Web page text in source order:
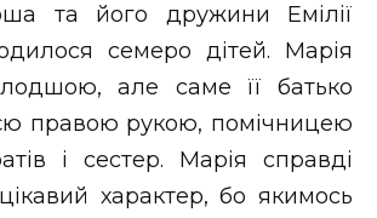
та його дружини Емілії
семеро дітей. Марія
але саме її батько
правою рукою, помічницею
і сестер. Марія справді
характер, бо якимось